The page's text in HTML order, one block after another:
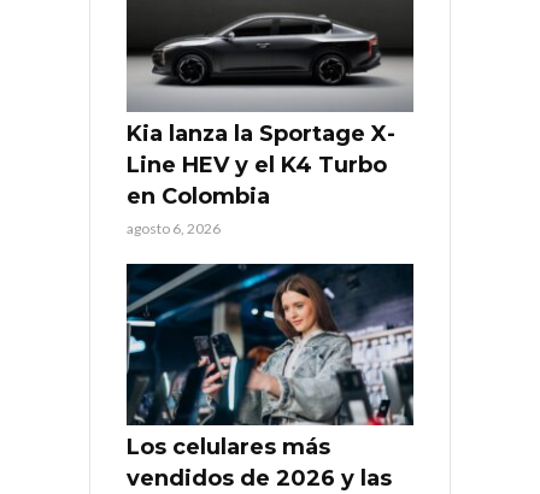
Kia lanza la Sportage X-
Line HEV y el K4 Turbo
en Colombia
agosto 6, 2026
Los celulares más
vendidos de 2026 y las